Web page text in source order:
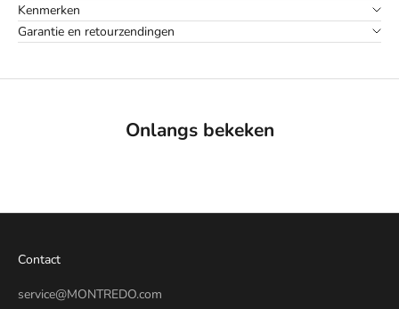
Kenmerken
Garantie en retourzendingen
Onlangs bekeken
Contact
service@MONTREDO.com